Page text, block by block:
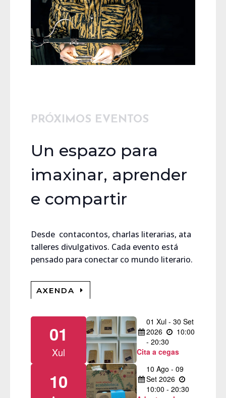
PRÓXIMOS EVENTOS
Un espazo para
imaxinar, aprender
e compartir
Desde contacontos, charlas literarias, ata
talleres divulgativos. Cada evento está
pensado para conectar co mundo literario.
AXENDA
01
Xul
01 Xul- 30 Set
2026
10:00
- 20:30
Cita a cegas
10
10 Ago- 09
Set 2026
10:00 - 20:30